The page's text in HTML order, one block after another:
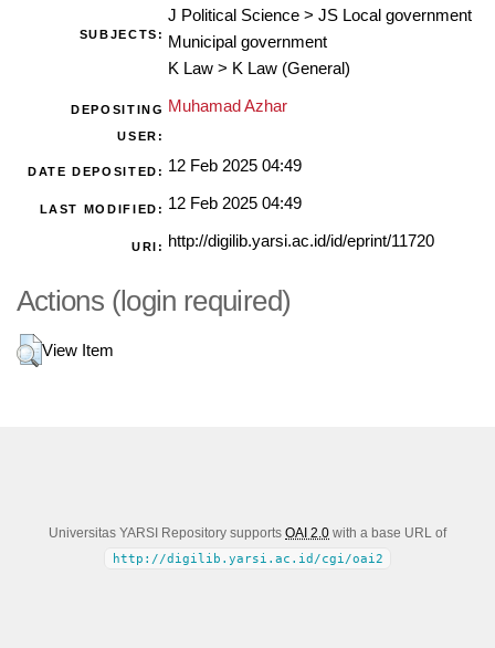
SUBJECTS:
J Political Science> JS Local government
Municipal government
K Law> K Law (General)
DEPOSITING
USER:
Muhamad Azhar
DATE DEPOSITED: 12 Feb 2025 04:49
LAST MODIFIED: 12 Feb 2025 04:49
URI: http://digilib.yarsi.ac.id/id/eprint/11720
Actions (login required)
View Item
Universitas YARSI Repository supports OAI 2.0 with a base URL of
http://digilib.yarsi.ac.id/cgi/oai2